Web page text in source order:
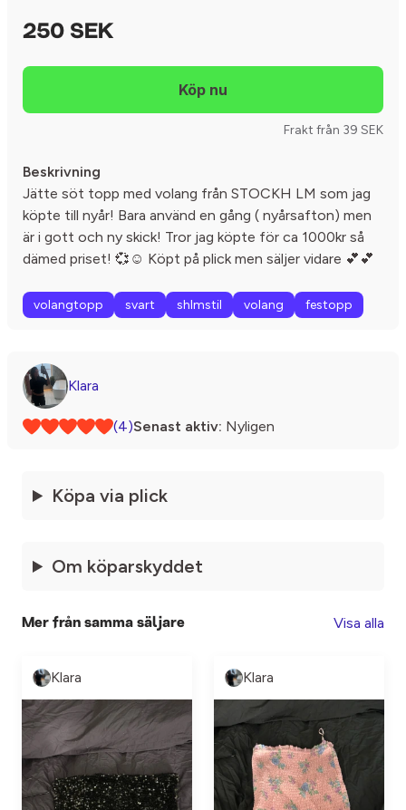
250 SEK
Frakt från 39 SEK
Beskrivning
Jätte söt topp med volang från STOCKH LM som jag
köpte till nyår! Bara använd en gång ( nyårsafton) men
är i gott och ny skick! Tror jag köpte för ca 1000kr så
dämed priset! 💞☺️ Köpt på plick men säljer vidare 💕💕
volangtopp svart shlmstil volang festopp
Klara
(4)Senast aktiv: Nyligen
Köpa via plick
Om köparskyddet
Mer från samma säljare Visa alla
Klara Klara